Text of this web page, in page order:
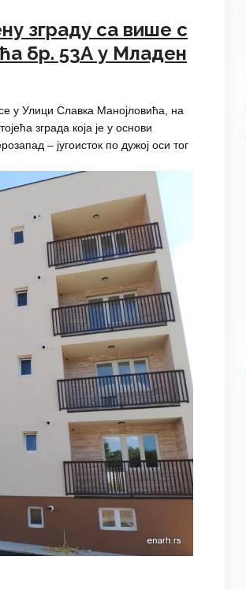
зграду са више с
бр. 53А у Младен
у Улици Славка Манојловића, на
зграда која је у основи
– југоисток по дужој оси тог